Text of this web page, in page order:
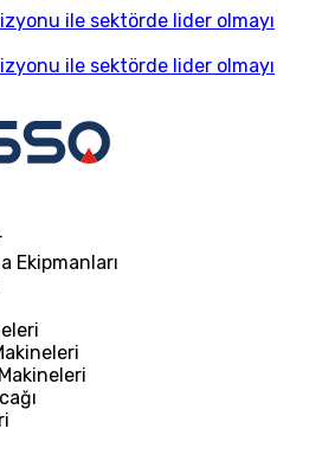
ile sektörde lider olmayı
ile sektörde lider olmayı
Ekipmanları